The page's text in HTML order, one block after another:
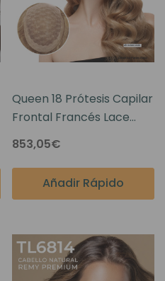
Queen 18 Prótesis Capilar
Frontal Francés Lace
Para Mujer Con Cabello
Humano Remy
853,05€
Añadir Rápido